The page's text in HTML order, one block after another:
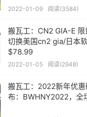
2022-01-09 阅读(3584)
搬瓦工：CN2 GIA-E
切换美国cn2 gia/日本
$78.99
2022-01-05 阅读(2948)
搬瓦工：2022新年优
布：BWHNY2022，全